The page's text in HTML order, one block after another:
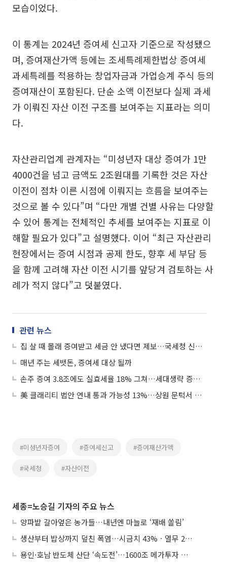
모습이었다.
이 통계는 2024년 증여세 신고자 기준으로 작성됐으
며, 증여재산가액 등에는 조세특례제한법상 증여세
과세특례를 적용하는 창업자금과 가업승계 주식 등의
증여재산이 포함된다. 단순 소액 이전보다 실제 과세
가 이뤄진 자산 이전 구조를 보여주는 지표라는 의미
다.
자산관리업계 관계자는 “미성년자 대상 증여가 1만
4000건을 넘고 금액도 2조원대를 기록한 것은 자산
이전이 점차 이른 시점에 이뤄지는 흐름을 보여주는
것으로 볼 수 있다”며 “다만 개별 건별 사유는 다양할
수 있어 통계는 전체적인 추세를 보여주는 지표로 이
해할 필요가 있다”고 설명했다. 이어 “최근 자산관리
현장에서는 증여 시점과 공제 한도, 향후 세 부담 등
을 함께 고려해 자산 이전 시기를 앞당겨 검토하는 사
례가 적지 않다”고 덧붙였다.
관련 뉴스
집 살 때 몰래 증여받고 세금 안 냈다면 제보…국세청 신고포상금 최대 40억원
매년 주는 세뱃돈, 증여세 대상 될까
손주 증여 3.8조에도 실효세율 18% 그쳐…세대생략 증여, ‘부의 대물림’ 수단으로
美 클래리티 법안 연내 통과 가능성 13%…상원 문턱서 제동
#미성년자증여 #증여세신고 #증여재산가액
#국세청 #자산이전
세종=노승길 기자의 주요 뉴스
양파밭 갈아엎은 농가들…내년엔 마늘로 ‘재배 쏠림’
생산부터 밥상까지 덮친 폭염…시금치 43%ㆍ열무 28% 급등
용인·호남 반도체 산단 ‘속도전’…1600조 메가투자 이행 총력